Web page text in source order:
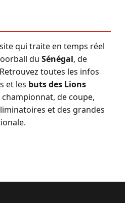
qui traite en temps réel
du Sénégal, de
toutes les infos
et les buts des Lions
de coupe,
et des grandes